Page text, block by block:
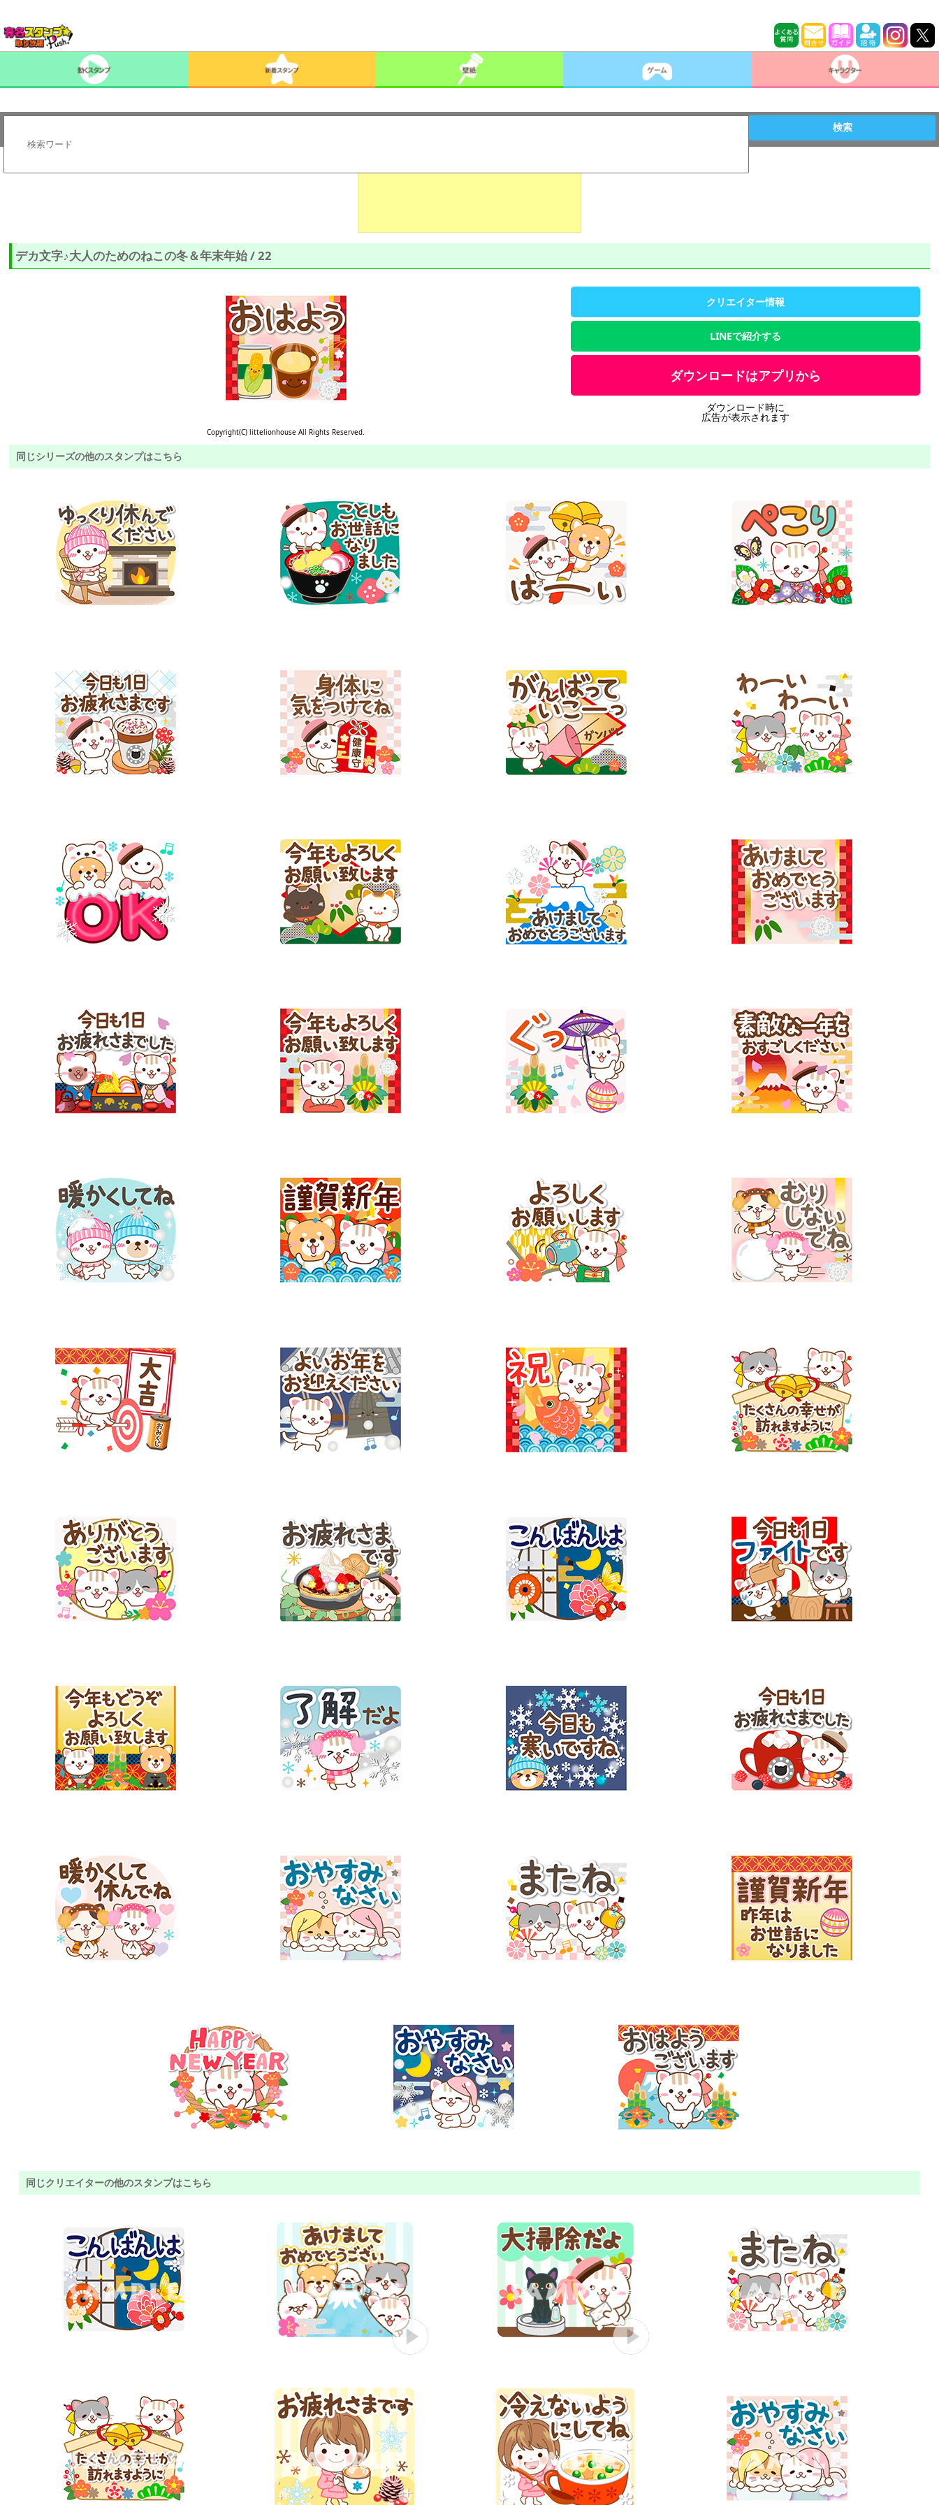
検索
デカ文字♪大人のためのねこの冬＆年末年始 / 22
Copyright(C) littelionhouse All Rights Reserved.
クリエイター情報
LINEで紹介する
ダウンロードはアプリから
ダウンロード時に
広告が表示されます
同じシリーズの他のスタンプはこちら
同じクリエイターの他のスタンプはこちら